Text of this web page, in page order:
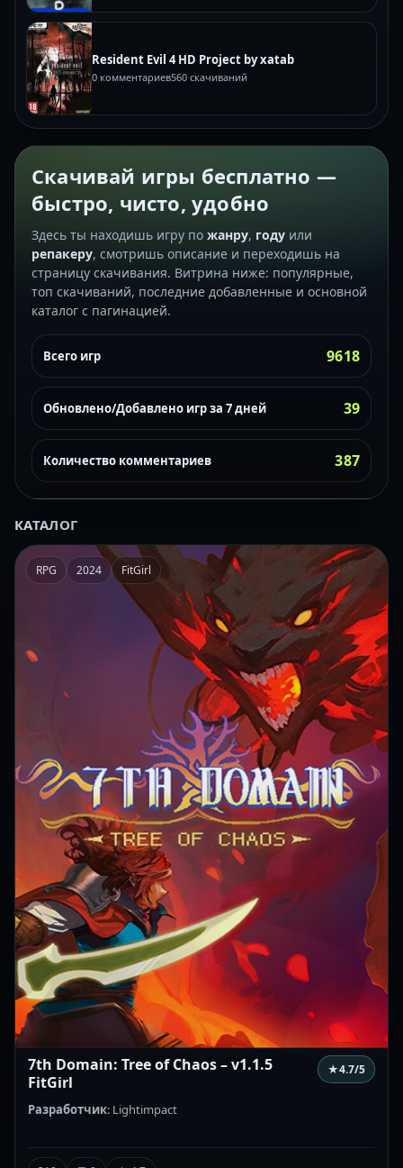
Resident Evil 4 HD Project by xatab
0 комментариев560 скачиваний
Скачивай игры бесплатно —
быстро, чисто, удобно
Здесь ты находишь игру по жанру, году или
репакеру, смотришь описание и переходишь на
страницу скачивания. Витрина ниже: популярные,
топ скачиваний, последние добавленные и основной
каталог с пагинацией.
Всего игр 9618
Обновлено/Добавлено игр за 7 дней 39
Количество комментариев 387
КАТАЛОГ
RPG 2024 FitGirl
7th Domain: Tree of Chaos – v1.1.5
FitGirl
★4.7/5
Разработчик: Lightimpact